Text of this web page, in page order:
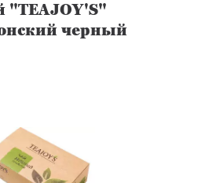
"TEAJOY'S"
черный